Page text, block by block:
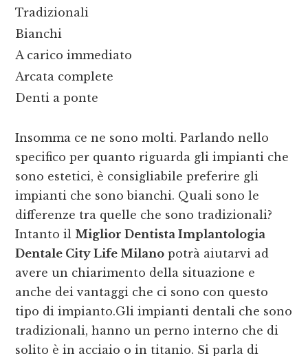
Tradizionali
Bianchi
A carico immediato
Arcata complete
Denti a ponte
Insomma ce ne sono molti. Parlando nello
specifico per quanto riguarda gli impianti che
sono estetici, è consigliabile preferire gli
impianti che sono bianchi. Quali sono le
differenze tra quelle che sono tradizionali?
Intanto il Miglior Dentista Implantologia
Dentale City Life Milano potrà aiutarvi ad
avere un chiarimento della situazione e
anche dei vantaggi che ci sono con questo
tipo di impianto.Gli impianti dentali che sono
tradizionali, hanno un perno interno che di
solito è in acciaio o in titanio. Si parla di